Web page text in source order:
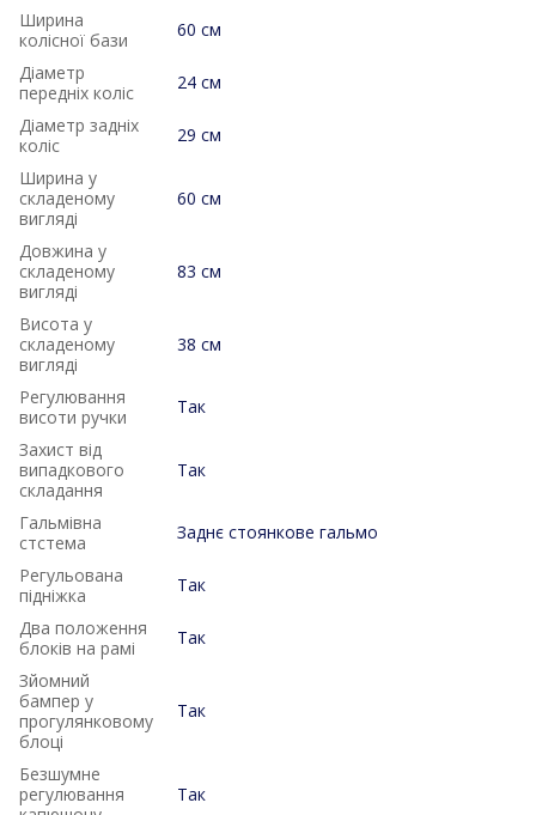
Ширина
колісної бази
60 см
Діаметр
передніх коліс
24 см
Діаметр задніх
коліс
29 см
Ширина у
складеному
вигляді
60 см
Довжина у
складеному
вигляді
83 см
Висота у
складеному
вигляді
38 см
Регулювання
висоти ручки
Так
Захист від
випадкового
складання
Так
Гальмівна
стстема
Заднє стоянкове гальмо
Регульована
підніжка
Так
Два положення
блоків на рамі
Так
Зйомний
бампер у
прогулянковому
блоці
Так
Безшумне
регулювання
Так